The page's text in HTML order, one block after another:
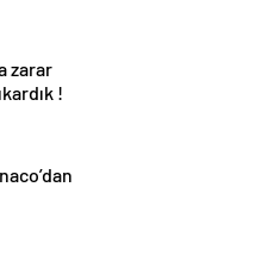
zarar
!